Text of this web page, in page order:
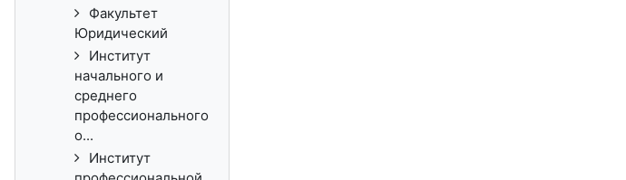
Факультет
Юридический
Институт
начального и
среднего
профессионального
о...
Институт